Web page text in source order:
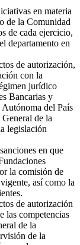
en materia
de la Comunidad
de cada ejercicio,
departamento en
de autorización,
con la
jurídico
Bancarias y
del País
de la
legislación
en que
la comisión de
así como la
de autorización
las competencias
de la
de la